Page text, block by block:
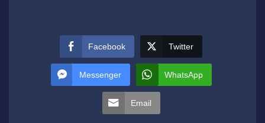
Facebook Twitter
Messenger WhatsApp
Email